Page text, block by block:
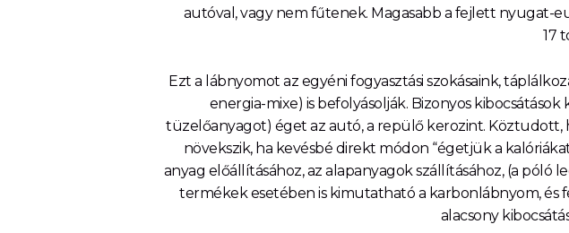
autóval, vagy nem fűtenek. Magasabb a fejlett nyugat-
17
Ezt a lábnyomot az egyéni fogyasztási szokásaink,
energia-mixe) is befolyásolják. Bizonyos
tüzelőanyagot) éget az autó, a repülő kerozint. Köztudott,
növekszik, ha kevésbé direkt módon “égetjük a
anyag előállításához, az alapanyagok szállításához, (a
termékek esetében is kimutatható a karbonlábnyom,
alacsony